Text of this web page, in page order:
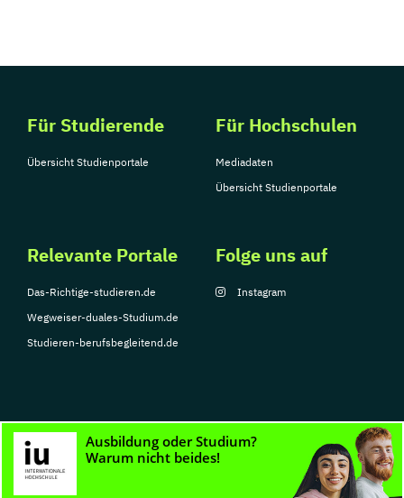
Für Studierende
Übersicht Studienportale
Für Hochschulen
Mediadaten
Übersicht Studienportale
Relevante Portale
Das-Richtige-studieren.de
Wegweiser-duales-Studium.de
Studieren-berufsbegleitend.de
Folge uns auf
Instagram
© Copyright 2026, TarGroup Media GmbH
Nutzungsbedingungen